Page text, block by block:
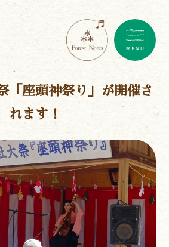
「座頭神祭り」が開催さ
れます！